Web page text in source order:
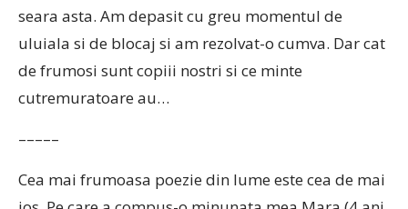
seara asta. Am depasit cu greu momentul de
uluiala si de blocaj si am rezolvat-o cumva. Dar cat
de frumosi sunt copiii nostri si ce minte
cutremuratoare au…
–––––
Cea mai frumoasa poezie din lume este cea de mai